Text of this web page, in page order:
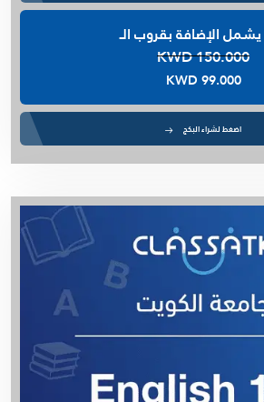
KWD 150.000
KWD 99.000
اضغط لشراء البكج